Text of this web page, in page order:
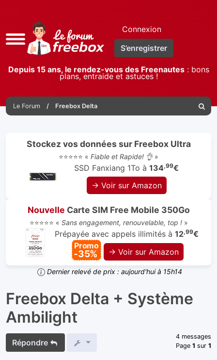
Accès
rapide
Connexion
S’enregistrer
Depuis 15 ans, le rendez-vous des Freenautes: bons
plans, entraide et astuces !
Le Forum Freebox Delta
Stockez vos données sur Freebox Ultra
⭐⭐⭐⭐⭐ « Fiable et Rapide! 👌»
SSD Fanxiang 1To à 134,99€
→ Voir sur Amazon
Nouvelle Carte SIM Free Mobile 350Go
⭐⭐⭐⭐⭐ « Sans engagement, renouvelable, top !»
Prépayée avec appels illimités à 12,99€
Promo
-35% → Voir sur Amazon
Dernier relevé de prix : aujourd'hui à 15h14
Freebox Delta + Système
Ambilight
Répondre
4 messages
Page1 sur1